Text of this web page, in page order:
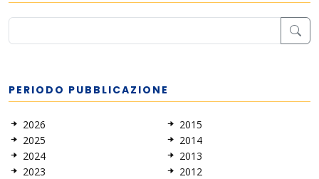
PERIODO PUBBLICAZIONE
2026
2025
2024
2023
2015
2014
2013
2012